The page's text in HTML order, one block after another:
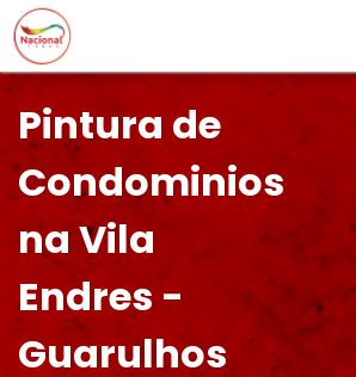
Pintura de
Condominios
na Vila
Endres -
Guarulhos